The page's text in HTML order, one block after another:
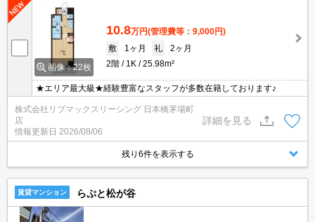
画像：22枚
10.8万円(管理費等：9,000円)
敷
1ヶ月 礼
2ヶ月
2階
1K 25.98m²
★エリア最大級★経験豊富なスタッフが多数在籍しております♪
株式会社リブマックスリーシング 日本橋茅場町
店
情報更新日 2026/08/06
詳細を見る
残り6件を表示する
賃貸マンション らぷと松が谷